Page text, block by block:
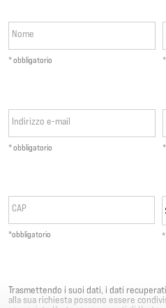
Nome
* obbligatorio
Indirizzo e-mail
* obbligatorio
CAP
*obbligatorio
Trasmettendo i suoi dati, i dati
alla sua richiesta possono essere